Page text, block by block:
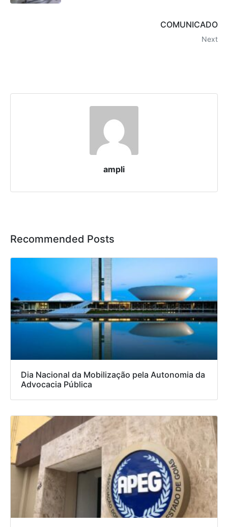
COMUNICADO
Next
ampli
Recommended Posts
Dia Nacional da Mobilização pela Autonomia da
Advocacia Pública